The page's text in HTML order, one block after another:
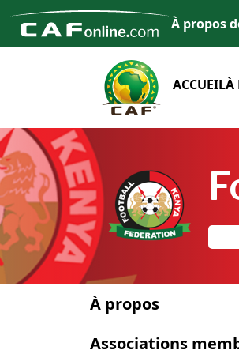
À propos
ACCUEILÀ
À propos
Associations